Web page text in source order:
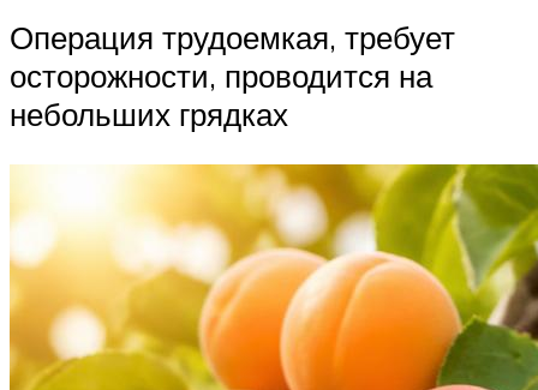
Операция трудоемкая, требует
осторожности, проводится на
небольших грядках